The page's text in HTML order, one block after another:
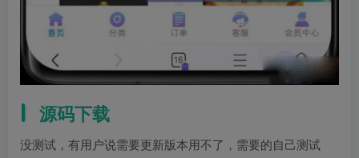
源码下载
没测试，有用户说需要更新版本用不了，需要的自己测试